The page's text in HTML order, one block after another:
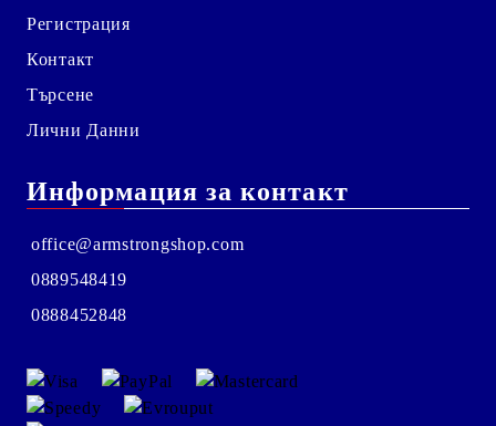
Регистрация
Контакт
Търсене
Лични Данни
Информация за контакт
office@armstrongshop.com
0889548419
0888452848